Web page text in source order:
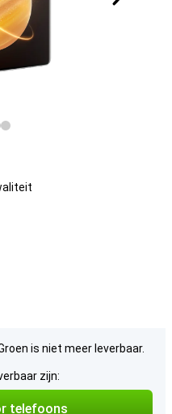
is niet meer leverbaar.
zijn:
telefoons